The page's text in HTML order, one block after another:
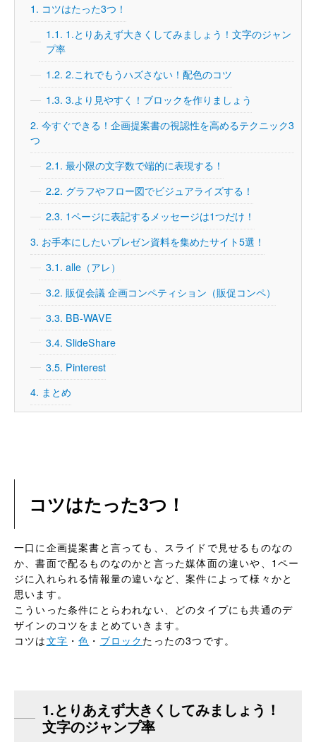
1. コツはたった3つ！
1.1. 1.とりあえず大きくしてみましょう！文字のジャン
プ率
1.2. 2.これでもうハズさない！配色のコツ
1.3. 3.より見やすく！ブロックを作りましょう
2. 今すぐできる！企画提案書の視認性を高めるテクニック3
つ
2.1. 最小限の文字数で端的に表現する！
2.2. グラフやフロー図でビジュアライズする！
2.3. 1ページに表記するメッセージは1つだけ！
3. お手本にしたいプレゼン資料を集めたサイト5選！
3.1. alle（アレ）
3.2. 販促会議 企画コンペティション（販促コンペ）
3.3. BB-WAVE
3.4. SlideShare
3.5. Pinterest
4. まとめ
コツはたった3つ！
一口に企画提案書と言っても、スライドで見せるものなの
か、書面で配るものなのかと言った媒体面の違いや、1ペー
ジに入れられる情報量の違いなど、案件によって様々かと
思います。
こういった条件にとらわれない、どのタイプにも共通のデ
ザインのコツをまとめていきます。
コツは文字 ・色 ・ ブロック たったの3つです。
1.とりあえず大きくしてみましょう！
文字のジャンプ率